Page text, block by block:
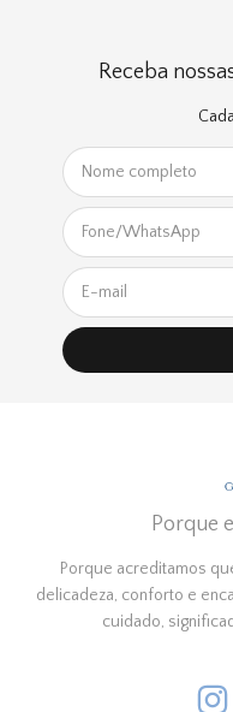
Receba
Porque
Porque acreditamos
delicadeza, conforto e
cuidado,